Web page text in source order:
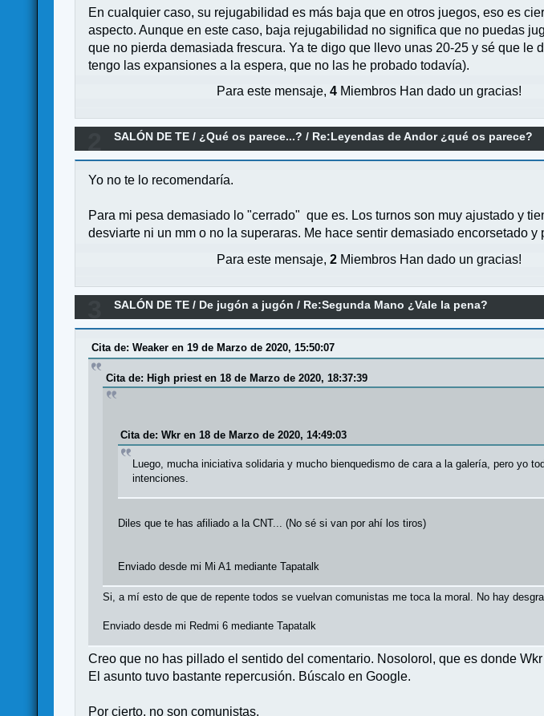
En cualquier caso, su rejugabilidad es más baja que en otros juegos, eso es
aspecto. Aunque en este caso, baja rejugabilidad no significa que no puedas
que no pierda demasiada frescura. Ya te digo que llevo unas 20-25 y sé que
tengo las expansiones a la espera, que no las he probado todavía).
Para este mensaje,4 Miembros Han dado un gracias!
SALÓN DE TE /¿Qué os parece...? / Re:Leyendas de Andor ¿qué os parece?
Yo no te lo recomendaría.
Para mi pesa demasiado lo "cerrado" que es. Los turnos son muy ajustado y
desviarte ni un mm o no la superaras. Me hace sentir demasiado encorsetado
Para este mensaje,2 Miembros Han dado un gracias!
SALÓN DE TE / De jugón a jugón / Re:Segunda Mano ¿Vale la pena?
Cita de: Weaker en 19 de Marzo de 2020, 15:50:07
Cita de: High priest en 18 de Marzo de 2020, 18:37:39
Cita de: Wkr en 18 de Marzo de 2020, 14:49:03
Luego, mucha iniciativa solidaria y mucho bienquedismo de cara a la galería, pero yo
intenciones.
Diles que te has afiliado a la CNT... (No sé si van por ahí los tiros)
Enviado desde mi Mi A1 mediante Tapatalk
Si, a mí esto de que de repente todos se vuelvan comunistas me toca la moral. No hay
Enviado desde mi Redmi 6 mediante Tapatalk
Creo que no has pillado el sentido del comentario. Nosolorol, que es donde
El asunto tuvo bastante repercusión. Búscalo en Google.
Por cierto, no son comunistas.